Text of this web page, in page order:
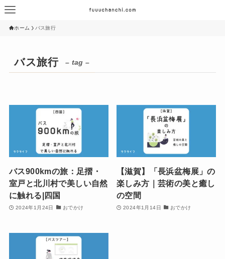
ホーム バス旅行
バス旅行 – tag –
バス900kmの旅：足摺・
室戸と北川村で美しい自然
に触れる|四国
2024年1月24日 おでかけ
【滋賀】「長浜盆梅展」の
楽しみ方｜芸術の美と癒し
の空間
2024年1月14日 おでかけ